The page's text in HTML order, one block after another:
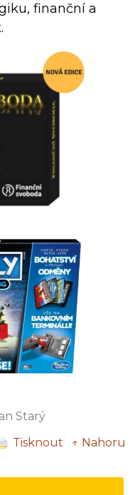
finanční a
Starý
Tisknout
↑ Nahoru